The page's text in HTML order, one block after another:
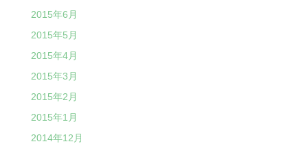
2015年6月
2015年5月
2015年4月
2015年3月
2015年2月
2015年1月
2014年12月